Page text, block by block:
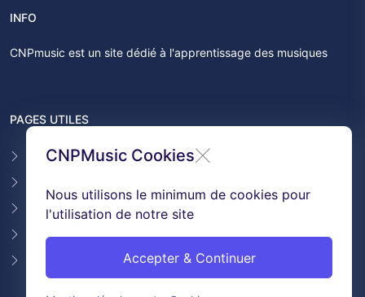
CNPMusic Cookies
Nous utilisons le minimum de cookies pour
l'utilisation de notre site
Accepter & Continuer
INFO
CNPmusic est un site dédié à l'apprentissage des musiques
PAGES UTILES
Contact
Témoignages
Conditions générales de ventes
GDPR & Cookies